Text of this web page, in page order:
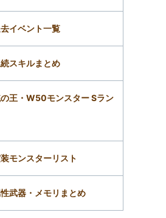
去イベント一覧
続スキルまとめ
の王・W50モンスター Sラン
装モンスターリスト
性武器・メモリまとめ